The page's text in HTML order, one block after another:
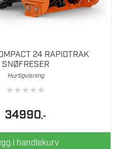
24 RAPIDTRAK
SNØFRESER
Hurtigvisning
★★★★★
34990,-
i handlekurv